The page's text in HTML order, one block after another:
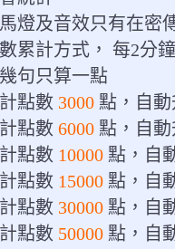
燈及音效只有在密
累計方式， 每2分
句只算一點
點數 3000 點，自
點數 6000 點，自
點數 10000 點，自
點數 15000 點，自
點數 30000 點，自
點數 50000 點，自